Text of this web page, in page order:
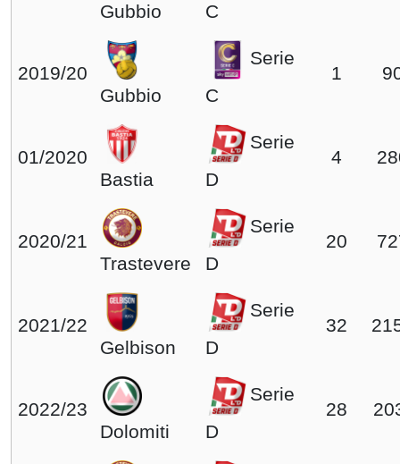
Gubbio
C
2019/20
Gubbio
Serie
C
1
01/2020
Bastia
Serie
D
4
2020/21
Trastevere
Serie
D
20
2021/22
Gelbison
Serie
D
32
2022/23
Dolomiti
Serie
D
28